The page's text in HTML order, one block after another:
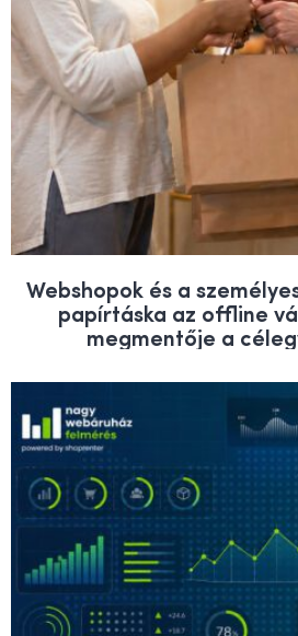
Webshopok és a
papírtáska az offline
megmentője a